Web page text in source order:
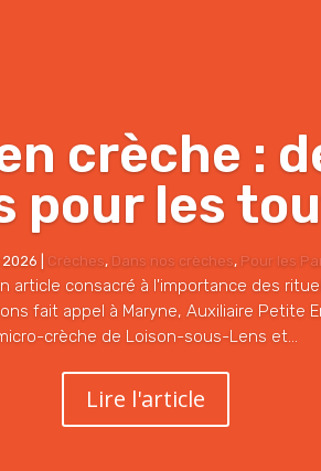
crèche :
pour les
2026 Crèches, Dans nos crèches, Pour les
article consacré à l'importance des
fait appel à Maryne, Auxiliaire Petite
crèche de Loison-sous-Lens et...
Lire l'article